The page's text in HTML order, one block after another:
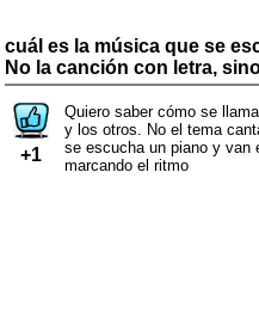
cuál es la música que se
No la canción con letra,
+1
Quiero saber cómo se
y los otros. No el tema
se escucha un piano y van
marcando el ritmo